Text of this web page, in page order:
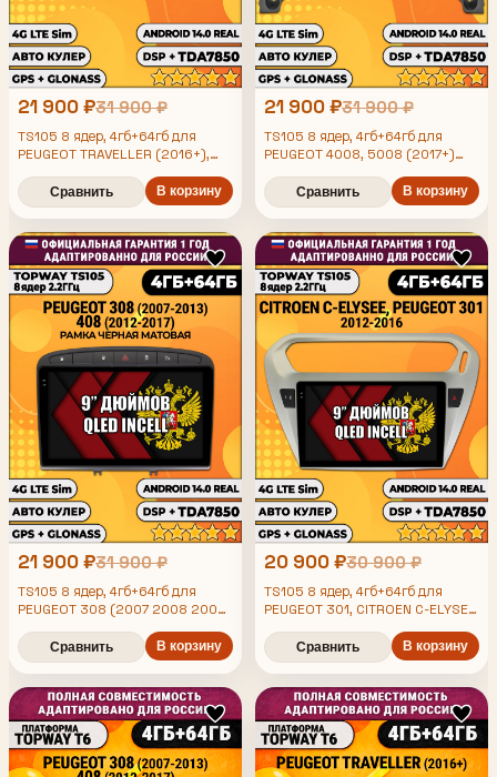
21 900 ₽31 900 ₽
TS105 8 ядер, 4гб+64гб для
PEUGEOT TRAVELLER (2016+),
Android магнитола
Сравнить В корзину
21 900 ₽31 900 ₽
TS105 8 ядер, 4гб+64гб для
PEUGEOT 4008, 5008 (2017+)
Пежо, Android магнитола
Сравнить В корзину
21 900 ₽31 900 ₽
TS105 8 ядер, 4гб+64гб для
PEUGEOT 308 (2007 2008 2009
(2012 2013 2014 2015 2016
2017), Android магнитола
Сравнить В корзину
20 900 ₽30 900 ₽
TS105 8 ядер, 4гб+64гб для
PEUGEOT 301, CITROEN C-ELYSEE
(2012-2016), Android магнитола
Сравнить В корзину